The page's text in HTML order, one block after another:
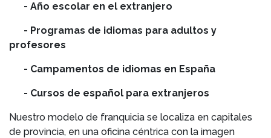
- Año escolar en el extranjero
- Programas de idiomas para adultos y
profesores
- Campamentos de idiomas en España
- Cursos de español para extranjeros
Nuestro modelo de franquicia se localiza en capitales
de provincia, en una oficina céntrica con la imagen